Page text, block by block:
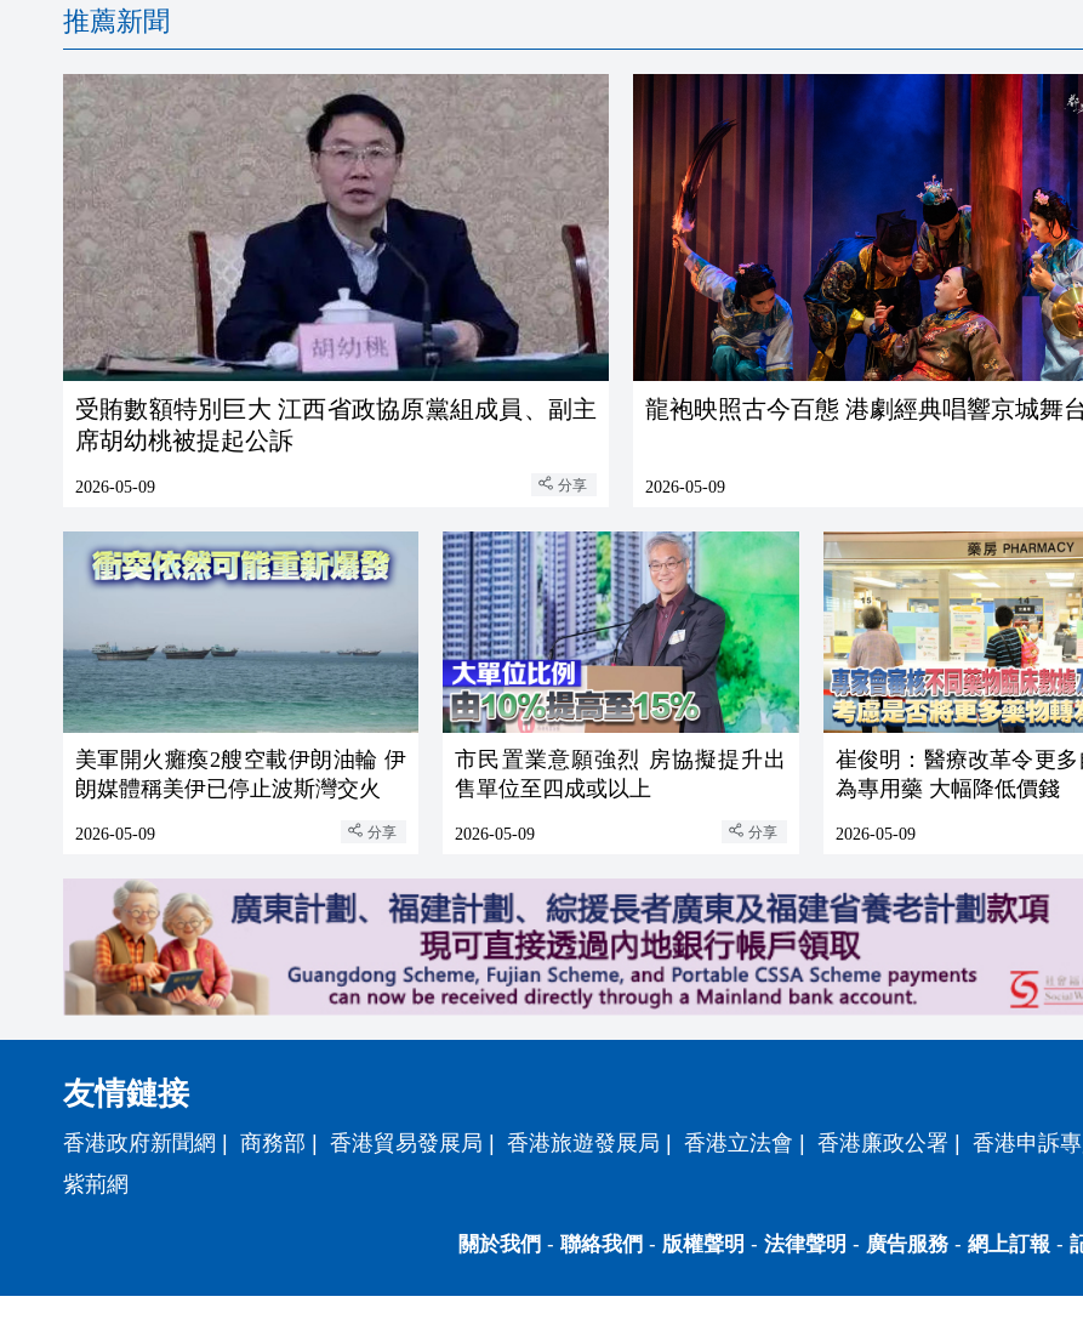
推薦新聞
受賄數額特別巨大 江西省政協原黨組成員、副主
席胡幼桃被提起公訴
2026-05-09 分享
龍袍映照古今百態 港劇經典唱響京城舞
2026-05-09
美軍開火癱瘓2艘空載伊朗油輪 伊
朗媒體稱美伊已停止波斯灣交火
2026-05-09 分享
市民置業意願強烈 房協擬提升出
售單位至四成或以上
2026-05-09 分享
崔俊明：醫療改革令更
為專用藥 大幅降低價錢
2026-05-09
友情鏈接
香港政府新聞網 商務部 香港貿易發展局 香港旅遊發展局 香港立法會 香港廉政公署 香港申訴
紫荊網
關於我們 - 聯絡我們 - 版權聲明 - 法律聲明 - 廣告服務- 網上訂報 -